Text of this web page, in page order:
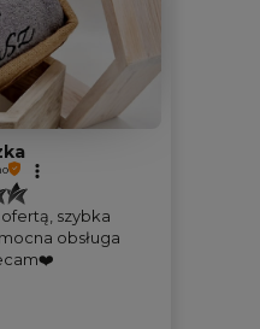
szybka
obsługa